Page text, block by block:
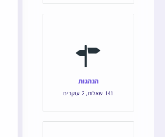
הנהגות
141 שאלות,
2 עוקבים